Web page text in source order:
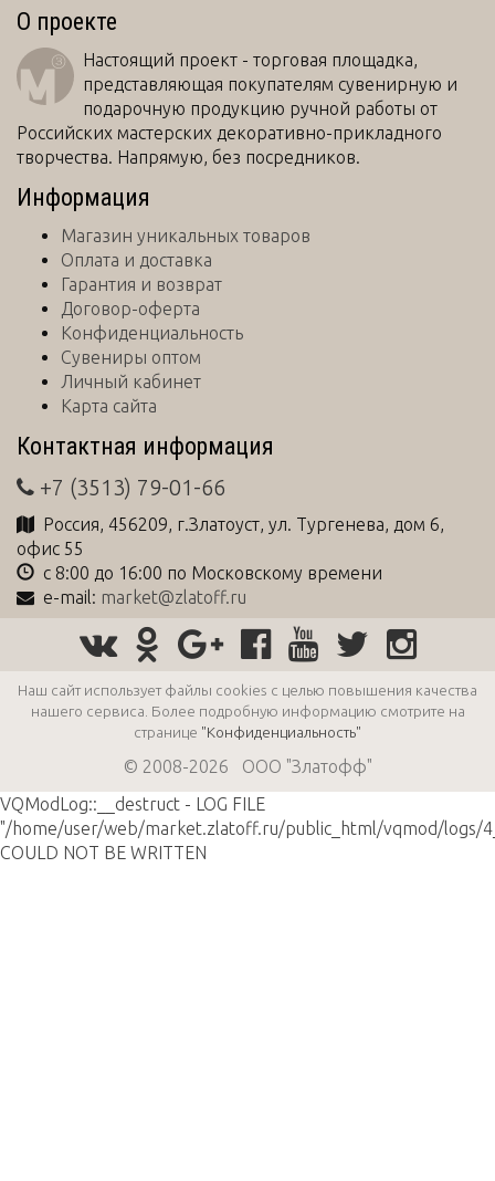
О проекте
Настоящий проект - торговая площадка,
представляющая покупателям сувенирную и
подарочную продукцию ручной работы от
Российских мастерских декоративно-прикладного
творчества. Напрямую, без посредников.
Информация
Магазин уникальных товаров
Оплата и доставка
Гарантия и возврат
Договор-оферта
Конфиденциальность
Сувениры оптом
Личный кабинет
Карта сайта
Контактная информация
+7 (3513) 79-01-66
Россия, 456209, г.Златоуст, ул. Тургенева, дом 6,
офис 55
с 8:00 до 16:00 по Московскому времени
e-mail: market@zlatoff.ru
Наш сайт использует файлы cookies с целью повышения качества
нашего сервиса. Более подробную информацию смотрите на
странице "Конфиденциальность"
© 2008-2026 ООО "Златофф"
VQModLog::__destruct - LOG FILE
"/home/user/web/market.zlatoff.ru/public_html/vqmod/logs/
COULD NOT BE WRITTEN